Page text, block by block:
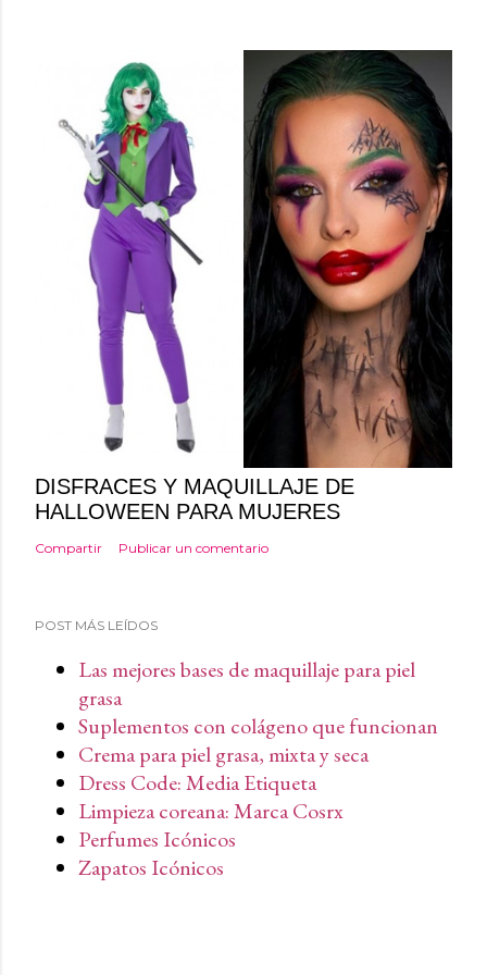
DISFRACES Y MAQUILLAJE DE
HALLOWEEN PARA MUJERES
Compartir Publicar un comentario
POST MÁS LEÍDOS
Las mejores bases de maquillaje para piel
grasa
Suplementos con colágeno que funcionan
Crema para piel grasa, mixta y seca
Dress Code: Media Etiqueta
Limpieza coreana: Marca Cosrx
Perfumes Icónicos
Zapatos Icónicos